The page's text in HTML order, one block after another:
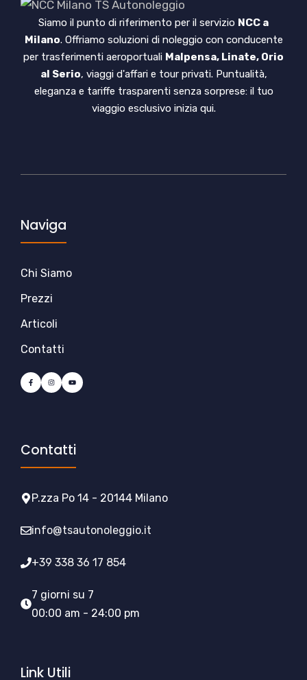
Siamo il punto di riferimento per il servizio NCC a
Milano. Offriamo soluzioni di noleggio con conducente
per trasferimenti aeroportuali Malpensa, Linate, Orio
al Serio, viaggi d'affari e tour privati. Puntualità,
eleganza e tariffe trasparenti senza sorprese: il tuo
viaggio esclusivo inizia qui.
Naviga
Chi Siamo
Prezzi
Articoli
Contatti
Contatti
P.zza Po 14 - 20144 Milano
info@tsautonoleggio.it
+39 338 36 17 854
7 giorni su 7
00:00 am - 24:00 pm
Link Utili